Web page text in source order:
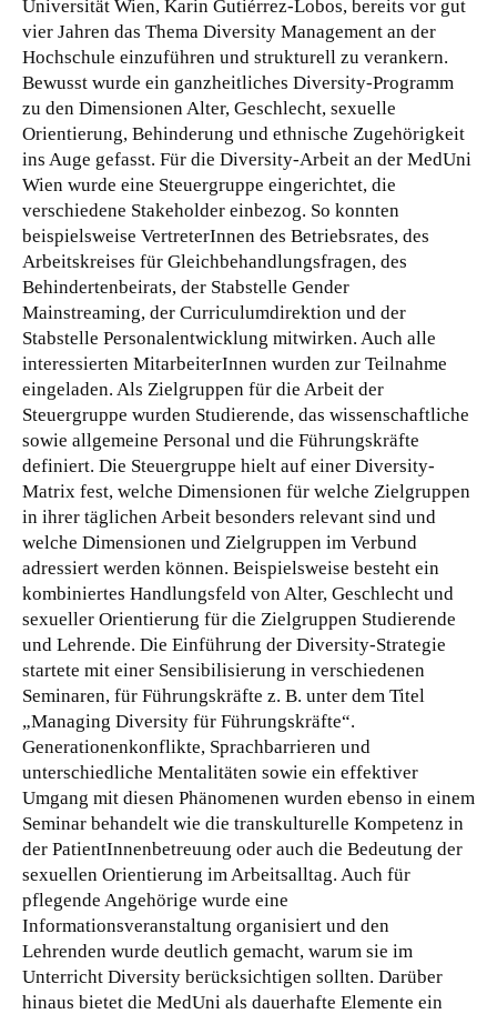
Universität Wien, Karin Gutiérrez-Lobos, bereits vor gut
vier Jahren das Thema Diversity Management an der
Hochschule einzuführen und strukturell zu verankern.
Bewusst wurde ein ganzheitliches Diversity-Programm
zu den Dimensionen Alter, Geschlecht, sexuelle
Orientierung, Behinderung und ethnische Zugehörigkeit
ins Auge gefasst. Für die Diversity-Arbeit an der MedUni
Wien wurde eine Steuergruppe eingerichtet, die
verschiedene Stakeholder einbezog. So konnten
beispielsweise VertreterInnen des Betriebsrates, des
Arbeitskreises für Gleichbehandlungsfragen, des
Behindertenbeirats, der Stabstelle Gender
Mainstreaming, der Curriculumdirektion und der
Stabstelle Personalentwicklung mitwirken. Auch alle
interessierten MitarbeiterInnen wurden zur Teilnahme
eingeladen. Als Zielgruppen für die Arbeit der
Steuergruppe wurden Studierende, das wissenschaftliche
sowie allgemeine Personal und die Führungskräfte
definiert. Die Steuergruppe hielt auf einer Diversity-
Matrix fest, welche Dimensionen für welche Zielgruppen
in ihrer täglichen Arbeit besonders relevant sind und
welche Dimensionen und Zielgruppen im Verbund
adressiert werden können. Beispielsweise besteht ein
kombiniertes Handlungsfeld von Alter, Geschlecht und
sexueller Orientierung für die Zielgruppen Studierende
und Lehrende. Die Einführung der Diversity-Strategie
startete mit einer Sensibilisierung in verschiedenen
Seminaren, für Führungskräfte z. B. unter dem Titel
„Managing Diversity für Führungskräfte“.
Generationenkonflikte, Sprachbarrieren und
unterschiedliche Mentalitäten sowie ein effektiver
Umgang mit diesen Phänomenen wurden ebenso in einem
Seminar behandelt wie die transkulturelle Kompetenz in
der PatientInnenbetreuung oder auch die Bedeutung der
sexuellen Orientierung im Arbeitsalltag. Auch für
pflegende Angehörige wurde eine
Informationsveranstaltung organisiert und den
Lehrenden wurde deutlich gemacht, warum sie im
Unterricht Diversity berücksichtigen sollten. Darüber
hinaus bietet die MedUni als dauerhafte Elemente ein